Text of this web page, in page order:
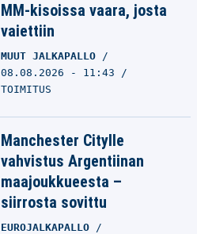
MM-kisoissa vaara, josta
vaiettiin
MUUT JALKAPALLO
08.08.2026 - 11:43
TOIMITUS
Manchester Citylle
vahvistus Argentiinan
maajoukkueesta –
siirrosta sovittu
EUROJALKAPALLO